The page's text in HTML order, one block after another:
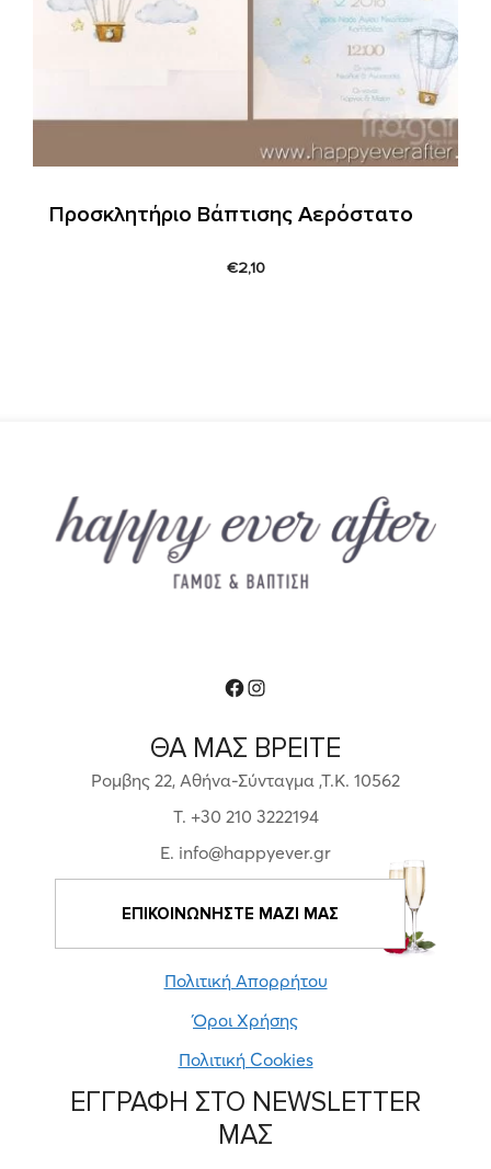
Προσκλητήριο Βάπτισης Αερόστατο
€2,10
ΘΑ ΜΑΣ ΒΡΕΙΤΕ
Ρομβης 22, Αθήνα-Σύνταγμα ,Τ.Κ. 10562
T. +30 210 3222194
E. info@happyever.gr
ΕΠΙΚΟΙΝΩΝΗΣΤΕ ΜΑΖΙ ΜΑΣ
Πολιτική Απορρήτου
Όροι Χρήσης
Πολιτική Cookies
Facebook
Instagram
ΕΓΓΡΑΦΗ ΣΤΟ NEWSLETTER
ΜΑΣ